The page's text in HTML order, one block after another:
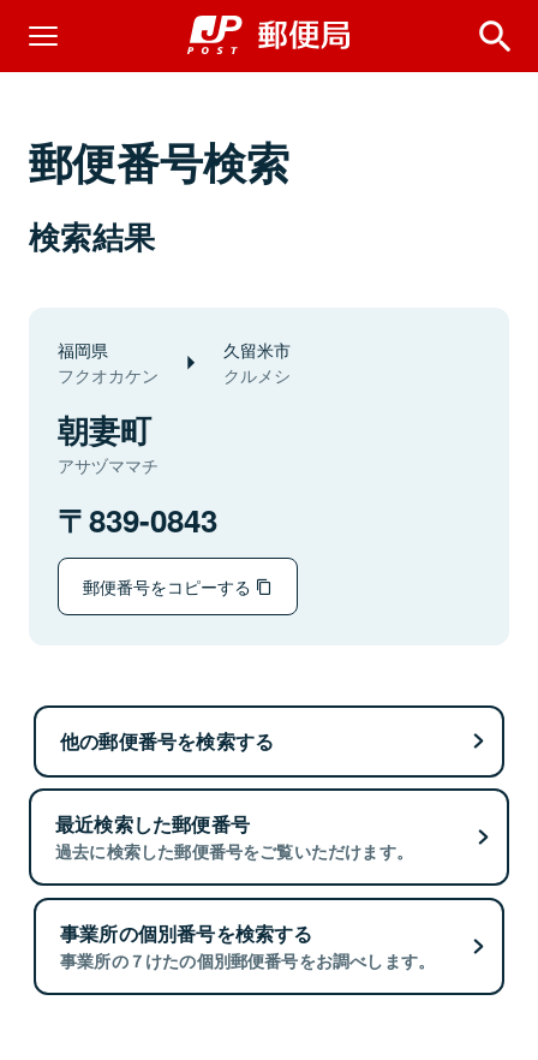
郵便番号検索
検索結果
福岡県
フクオカケン
久留米市
クルメシ
朝妻町
アサヅママチ
839-0843
郵便番号をコピーする
他の郵便番号を検索する
最近検索した郵便番号
過去に検索した郵便番号をご覧いただけます。
事業所の個別番号を検索する
事業所の７けたの個別郵便番号をお調べします。